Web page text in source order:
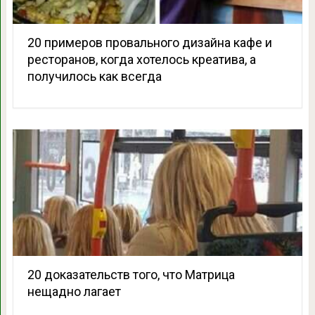
20 примеров провального дизайна кафе и
ресторанов, когда хотелось креатива, а
получилось как всегда
20 доказательств того, что Матрица
нещадно лагает